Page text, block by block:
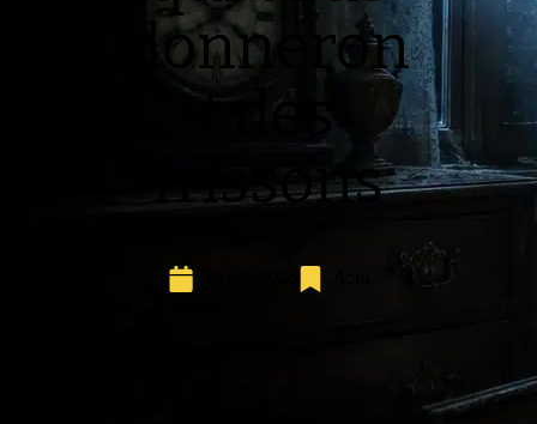
donneron
t des
frissons